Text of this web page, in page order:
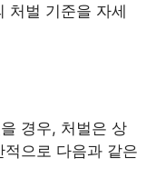
처벌 기준을 자세
경우, 처벌은 상
으로 다음과 같은